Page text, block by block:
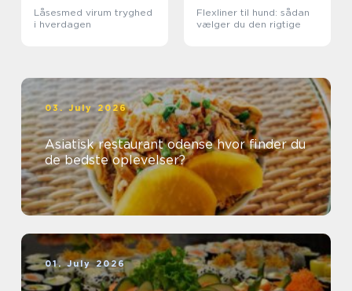
Låsesmed virum tryghed
i hverdagen
Flexliner til hund: sådan
vælger du den rigtige
03. July 2026
Asiatisk restaurant odense hvor finder du
de bedste oplevelser?
01. July 2026